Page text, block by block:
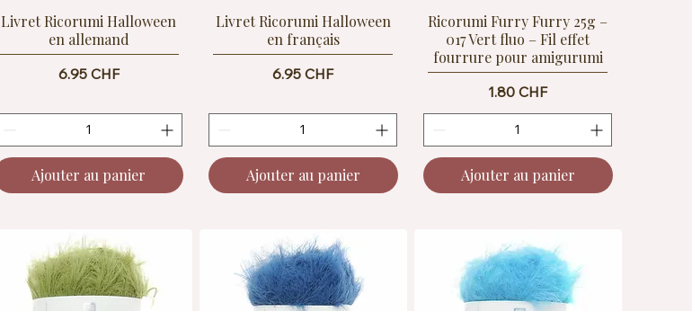
Livret Ricorumi Halloween
en allemand
Prix
6.95 CHF
Ajouter au panier
Livret Ricorumi Halloween
en français
Prix
6.95 CHF
Ajouter au panier
Ricorumi Furry Furry 25g –
017 Vert fluo – Fil effet
fourrure pour amigurumi
Prix
1.80 CHF
Ajouter au panier